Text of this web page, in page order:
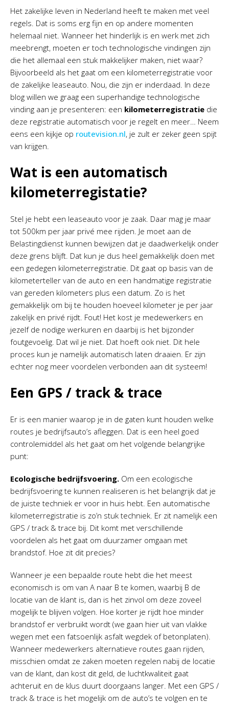
Het zakelijke leven in Nederland heeft te maken met veel
regels. Dat is soms erg fijn en op andere momenten
helemaal niet. Wanneer het hinderlijk is en werk met zich
meebrengt, moeten er toch technologische vindingen zijn
die het allemaal een stuk makkelijker maken, niet waar?
Bijvoorbeeld als het gaat om een kilometerregistratie voor
de zakelijke leaseauto. Nou, die zijn er inderdaad. In deze
blog willen we graag een superhandige technologische
vinding aan je presenteren: een kilometerregistratie die
deze registratie automatisch voor je regelt en meer… Neem
eens een kijkje op routevision.nl, je zult er zeker geen spijt
van krijgen.
Wat is een automatisch
kilometerregistatie?
Stel je hebt een leaseauto voor je zaak. Daar mag je maar
tot 500km per jaar privé mee rijden. Je moet aan de
Belastingdienst kunnen bewijzen dat je daadwerkelijk onder
deze grens blijft. Dat kun je dus heel gemakkelijk doen met
een gedegen kilometerregistratie. Dit gaat op basis van de
kilometerteller van de auto en een handmatige registratie
van gereden kilometers plus een datum. Zo is het
gemakkelijk om bij te houden hoeveel kilometer je per jaar
zakelijk en privé rijdt. Fout! Het kost je medewerkers en
jezelf de nodige werkuren en daarbij is het bijzonder
foutgevoelig. Dat wil je niet. Dat hoeft ook niet. Dit hele
proces kun je namelijk automatisch laten draaien. Er zijn
echter nog meer voordelen verbonden aan dit systeem!
Een GPS / track & trace
Er is een manier waarop je in de gaten kunt houden welke
routes je bedrijfsauto’s afleggen. Dat is een heel goed
controlemiddel als het gaat om het volgende belangrijke
punt:
Ecologische bedrijfsvoering. Om een ecologische
bedrijfsvoering te kunnen realiseren is het belangrijk dat je
de juiste techniek er voor in huis hebt. Een automatische
kilometerregistratie is zo’n stuk techniek. Er zit namelijk een
GPS / track & trace bij. Dit komt met verschillende
voordelen als het gaat om duurzamer omgaan met
brandstof. Hoe zit dit precies?
Wanneer je een bepaalde route hebt die het meest
economisch is om van A naar B te komen, waarbij B de
locatie van de klant is, dan is het zinvol om deze zoveel
mogelijk te blijven volgen. Hoe korter je rijdt hoe minder
brandstof er verbruikt wordt (we gaan hier uit van vlakke
wegen met een fatsoenlijk asfalt wegdek of betonplaten).
Wanneer medewerkers alternatieve routes gaan rijden,
misschien omdat ze zaken moeten regelen nabij de locatie
van de klant, dan kost dit geld, de luchtkwaliteit gaat
achteruit en de klus duurt doorgaans langer. Met een GPS /
track & trace is het mogelijk om de auto’s te volgen en te